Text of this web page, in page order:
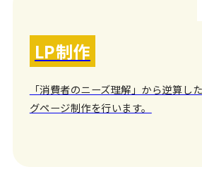
LP制作
「消費者のニーズ理解」から逆算し
グページ制作を行います。